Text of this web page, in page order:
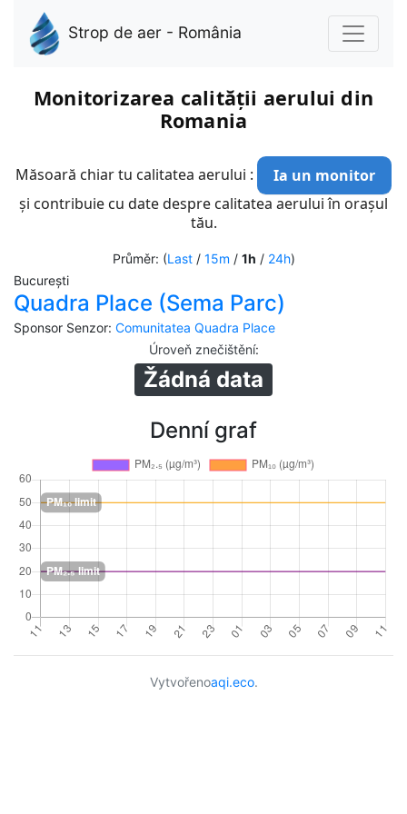
Strop de aer - România
Monitorizarea calității aerului din
Romania
Măsoară chiar tu calitatea aerului :
Ia un monitor
și contribuie cu date despre calitatea aerului în orașul
tău.
Průměr: (Last/ 15m / 1h / 24h)
București
Quadra Place (Sema Parc)
Sponsor Senzor: Comunitatea Quadra Place
Úroveň znečištění:
Žádná data
Denní graf
Vytvořenoaqi.eco.